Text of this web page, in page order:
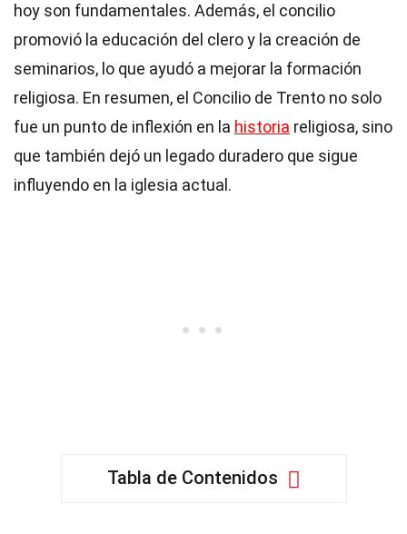
hoy son fundamentales. Además, el concilio
promovió la educación del clero y la creación de
seminarios, lo que ayudó a mejorar la formación
religiosa. En resumen, el Concilio de Trento no solo
fue un punto de inflexión en la historia religiosa, sino
que también dejó un legado duradero que sigue
influyendo en la iglesia actual.
Tabla de Contenidos